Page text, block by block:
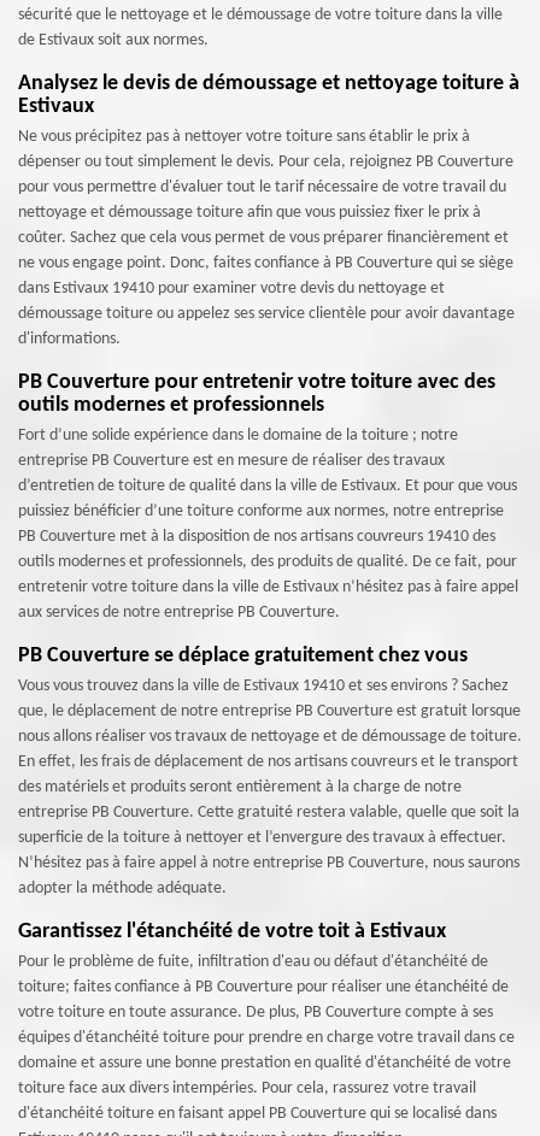
sécurité que le nettoyage et le démoussage de votre toiture dans la ville
de Estivaux soit aux normes.
Analysez le devis de démoussage et nettoyage toiture à
Estivaux
Ne vous précipitez pas à nettoyer votre toiture sans établir le prix à
dépenser ou tout simplement le devis. Pour cela, rejoignez PB Couverture
pour vous permettre d'évaluer tout le tarif nécessaire de votre travail du
nettoyage et démoussage toiture afin que vous puissiez fixer le prix à
coûter. Sachez que cela vous permet de vous préparer financièrement et
ne vous engage point. Donc, faites confiance à PB Couverture qui se siège
dans Estivaux 19410 pour examiner votre devis du nettoyage et
démoussage toiture ou appelez ses service clientèle pour avoir davantage
d'informations.
PB Couverture pour entretenir votre toiture avec des
outils modernes et professionnels
Fort d’une solide expérience dans le domaine de la toiture ; notre
entreprise PB Couverture est en mesure de réaliser des travaux
d’entretien de toiture de qualité dans la ville de Estivaux. Et pour que vous
puissiez bénéficier d’une toiture conforme aux normes, notre entreprise
PB Couverture met à la disposition de nos artisans couvreurs 19410 des
outils modernes et professionnels, des produits de qualité. De ce fait, pour
entretenir votre toiture dans la ville de Estivaux n’hésitez pas à faire appel
aux services de notre entreprise PB Couverture.
PB Couverture se déplace gratuitement chez vous
Vous vous trouvez dans la ville de Estivaux 19410 et ses environs ? Sachez
que, le déplacement de notre entreprise PB Couverture est gratuit lorsque
nous allons réaliser vos travaux de nettoyage et de démoussage de toiture.
En effet, les frais de déplacement de nos artisans couvreurs et le transport
des matériels et produits seront entièrement à la charge de notre
entreprise PB Couverture. Cette gratuité restera valable, quelle que soit la
superficie de la toiture à nettoyer et l’envergure des travaux à effectuer.
N’hésitez pas à faire appel à notre entreprise PB Couverture, nous saurons
adopter la méthode adéquate.
Garantissez l'étanchéité de votre toit à Estivaux
Pour le problème de fuite, infiltration d'eau ou défaut d'étanchéité de
toiture; faites confiance à PB Couverture pour réaliser une étanchéité de
votre toiture en toute assurance. De plus, PB Couverture compte à ses
équipes d'étanchéité toiture pour prendre en charge votre travail dans ce
domaine et assure une bonne prestation en qualité d'étanchéité de votre
toiture face aux divers intempéries. Pour cela, rassurez votre travail
d'étanchéité toiture en faisant appel PB Couverture qui se localisé dans